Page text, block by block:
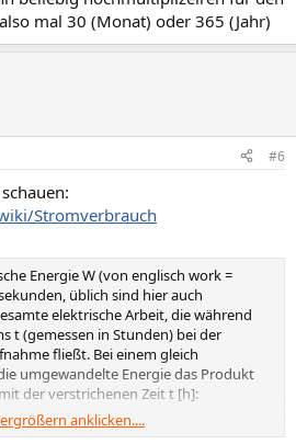
mal 30 (Monat) oder 365 (Jahr)
#6
Stromverbrauch
Energie W (von englisch work =
üblich sind hier auch
elektrische Arbeit, die während
t (gemessen in Stunden) bei der
fließt. Bei einem gleich
umgewandelte Energie das Produkt
der verstrichenen Zeit t [h]:
Haartrockner mit 2000 Watt (2 kW)
anklicken....